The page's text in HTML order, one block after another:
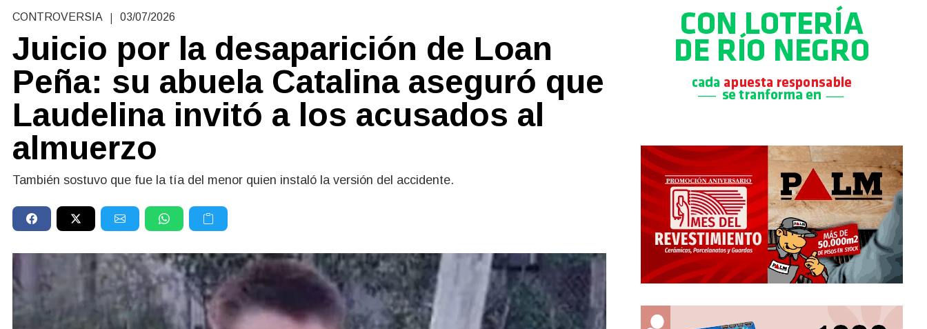
CONTROVERSIA | 03/07/2026
Juicio por la desaparición de Loan
Peña: su abuela Catalina aseguró que
Laudelina invitó a los acusados al
almuerzo
También sostuvo que fue la tía del menor quien instaló la versión del accidente.